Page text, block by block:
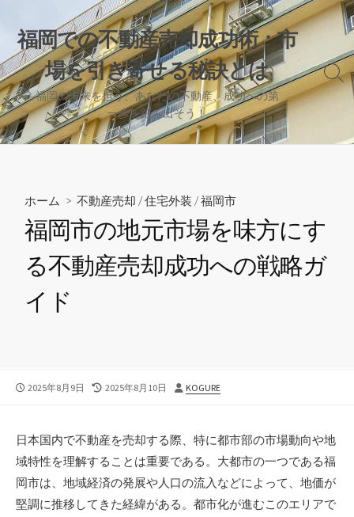
ン
ツ
へ
ス
キ
福岡での不動産売却成功術：市
場を引き寄せる秘訣とは
福岡の未来を担う、あなたの不動産、成功への第
一歩を踏み出そう！
検
索
替
ホーム > 不動産売却 /住宅外装 /福岡市
福岡市の地元市場を味方にす
る不動産売却成功への戦略ガ
イド
公
2025年8月9日
最
新
日
2025年8月10日
投
KOGURE
日本国内で不動産を売却する際、特に都市部の市場動向や地
域特性を理解することは重要である。 大都市の一つである福
岡市は、地域経済の発展や人口の流入などによって、地価が
堅調に推移してきた経緯がある。都市化が進むこのエリアで